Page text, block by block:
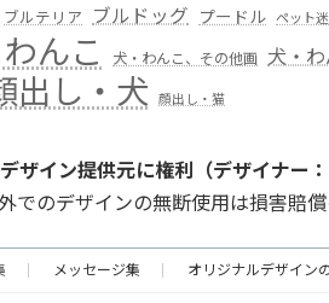
ブルテリア ブルドッグ プードル ペット
んこ 犬・わんこ、その他画 犬・
出し・犬 顔出し・猫
ザイン提供元に権利（デザイナー
のデザインの無断使用は損害賠償
メッセージ集 オリジナルデザイン